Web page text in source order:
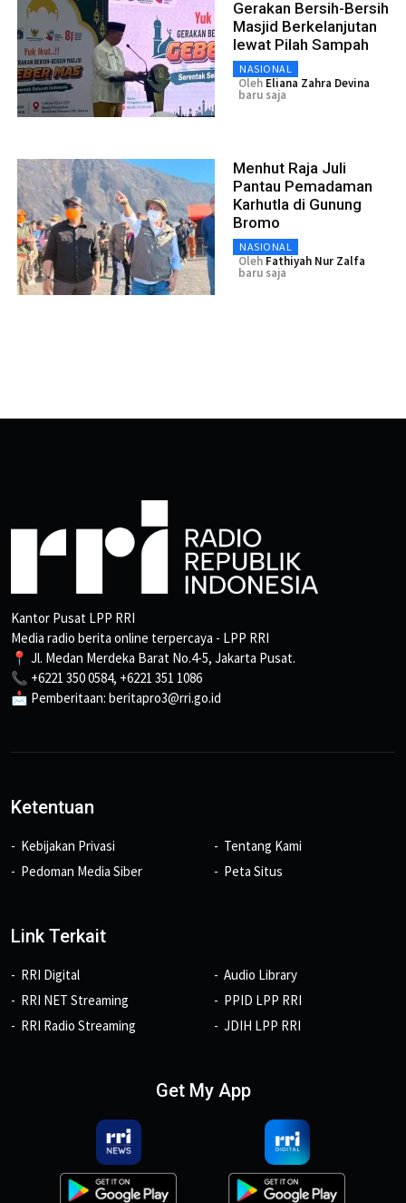
Gerakan Bersih-Bersih
Masjid Berkelanjutan
lewat Pilah Sampah
NASIONAL
Oleh Eliana Zahra Devina
baru saja
Menhut Raja Juli
Pantau Pemadaman
Karhutla di Gunung
Bromo
NASIONAL
Oleh Fathiyah Nur Zalfa
baru saja
Kantor Pusat LPP RRI
Media radio berita online terpercaya - LPP RRI
📍 Jl. Medan Merdeka Barat No.4-5, Jakarta Pusat.
📞 +6221 350 0584, +6221 351 1086
📩 Pemberitaan: beritapro3@rri.go.id
Ketentuan
Kebijakan Privasi
Pedoman Media Siber
Tentang Kami
Peta Situs
Link Terkait
RRI Digital
RRI NET Streaming
RRI Radio Streaming
Audio Library
PPID LPP RRI
JDIH LPP RRI
Get My App